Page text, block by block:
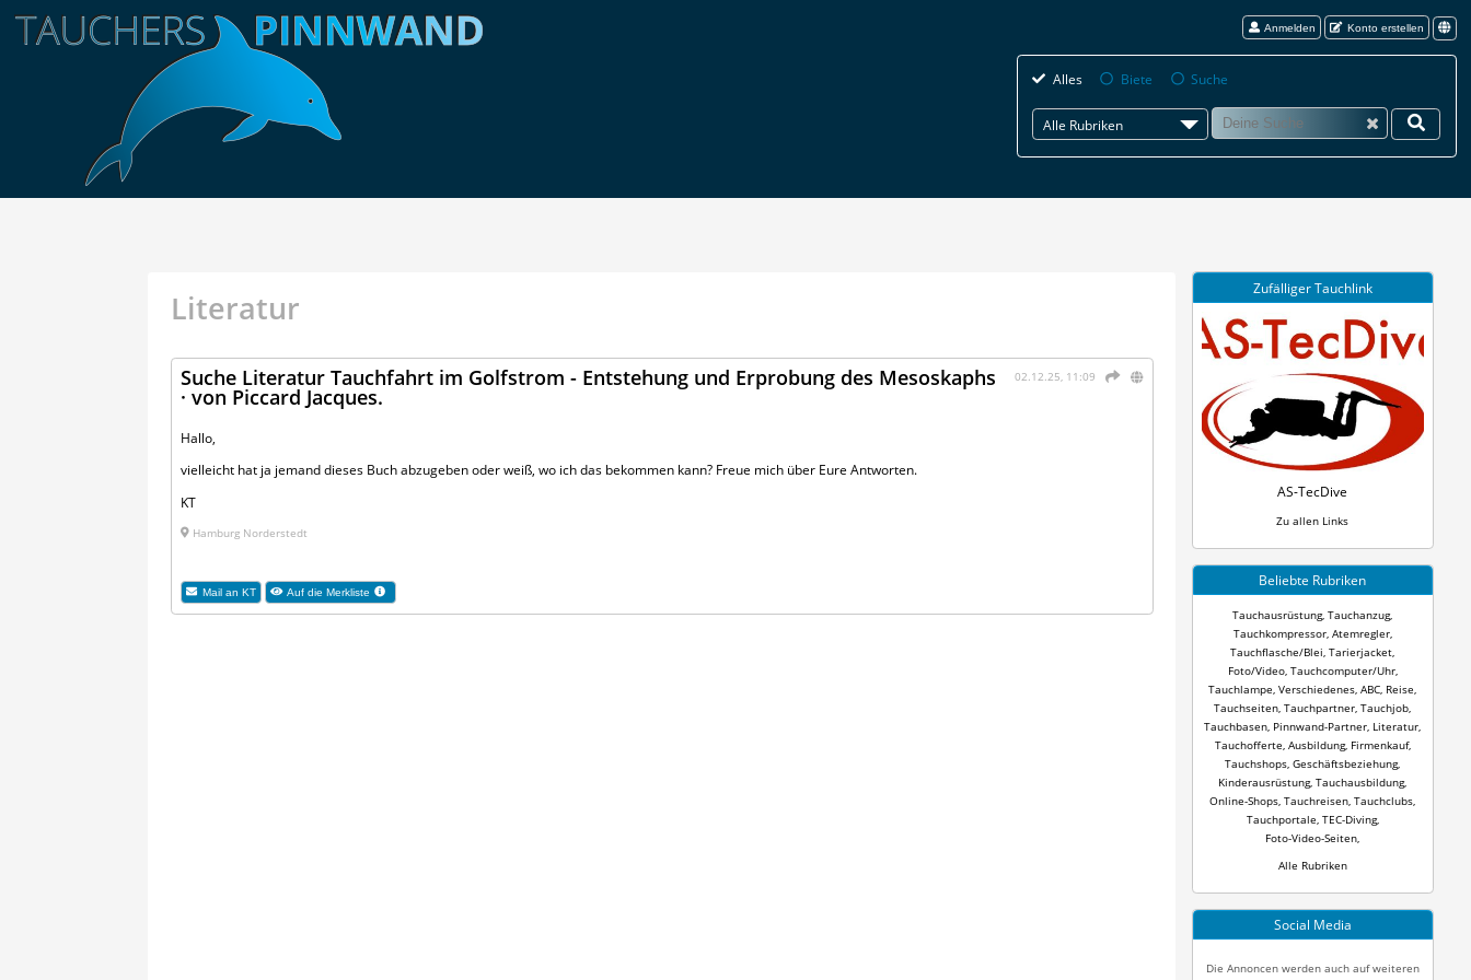
Anmelden Konto erstellen
Alles Biete Suche
Alle Rubriken
Literatur
02.12.25, 11:09
Suche Literatur Tauchfahrt im Golfstrom - Entstehung und Erprobung des Mesoskaphs
· von Piccard Jacques.
Hallo,
vielleicht hat ja jemand dieses Buch abzugeben oder weiß, wo ich das bekommen kann? Freue mich über Eure Antworten.
KT
Hamburg Norderstedt
Mail an KT Auf die Merkliste
Zufälliger Tauchlink
AS-TecDive
Zu allen Links
Beliebte Rubriken
Tauchausrüstung, Tauchanzug,
Tauchkompressor, Atemregler,
Tauchflasche/Blei Tarierjacket
Foto/Video, Tauchcomputer/Uhr,
Tauchlampe Verschiedenes ABC Reise
Tauchseiten Tauchpartner Tauchjob
Tauchbasen Pinnwand-Partner Literatur
Tauchofferte Ausbildung, Firmenkauf,
Tauchshops Geschäftsbeziehung,
Kinderausrüstung, Tauchausbildung,
Online-Shops Tauchreisen Tauchclubs
Tauchportale TEC-Diving,
Foto-Video-Seiten
Alle Rubriken
Social Media
Die Annoncen werden auch auf weiteren